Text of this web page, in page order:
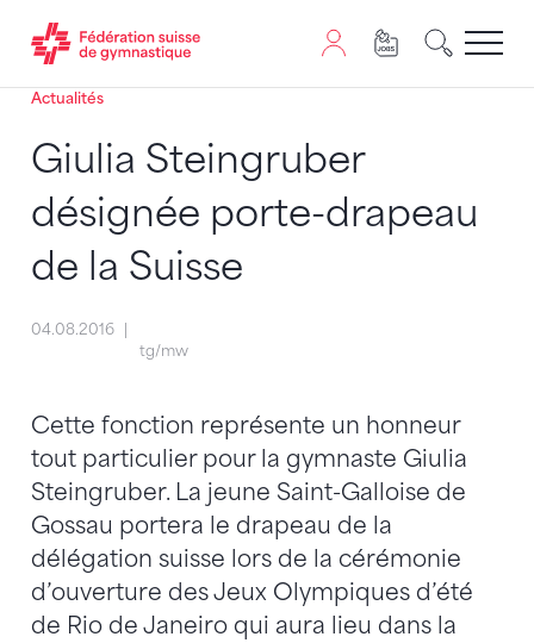
Passer au contenu
Naviguer vers le plan du siten
JavaScript est nécessaire pour naviguer sur ce site.
Actualités
Giulia Steingruber
désignée porte-drapeau
de la Suisse
04.08.2016
tg/mw
Cette fonction représente un honneur
tout particulier pour la gymnaste Giulia
Steingruber. La jeune Saint-Galloise de
Gossau portera le drapeau de la
délégation suisse lors de la cérémonie
d’ouverture des Jeux Olympiques d’été
de Rio de Janeiro qui aura lieu dans la